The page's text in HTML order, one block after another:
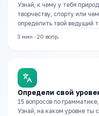
Узнай, к чему у тебя
творчеству, спорту или
определить твой ведущий
3 мин · 20 вопр.
Определи свой
15 вопросов по
Узнай, на каком уровне ты